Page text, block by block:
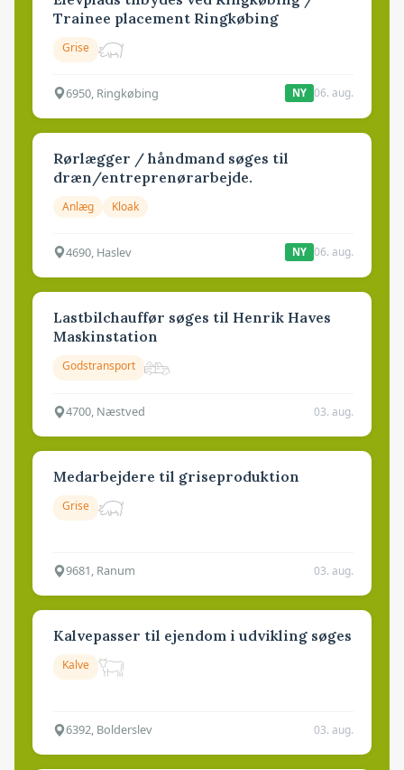
Trainee placement Ringkøbing
Grise
6950, Ringkøbing NY 06. aug.
Rørlægger / håndmand søges til
dræn/entreprenørarbejde.
Anlæg Kloak
4690, Haslev NY 06. aug.
Lastbilchauffør søges til Henrik Haves
Maskinstation
Godstransport
4700, Næstved 03. aug.
Medarbejdere til griseproduktion
Grise
9681, Ranum 03. aug.
Kalvepasser til ejendom i udvikling søges
Kalve
6392, Bolderslev 03. aug.